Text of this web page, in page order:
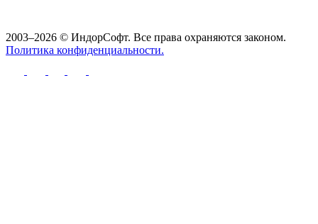
2003–2026 © ИндорСофт. Все права охраняются законом.
Политика конфиденциальности.